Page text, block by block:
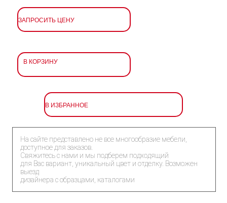
ЗАПРОСИТЬ ЦЕНУ
В КОРЗИНУ
В ИЗБРАННОЕ
На сайте представлено не все многообразие мебели,
доступное для заказов.
Свяжитесь с нами и мы подберем подходящий
для Вас вариант, уникальный цвет и отделку. Возможен
выезд
дизайнера с образцами, каталогами